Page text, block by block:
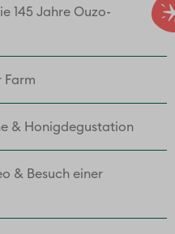
145 Jahre Ouzo-
Farm
& Honigdegustation
& Besuch einer